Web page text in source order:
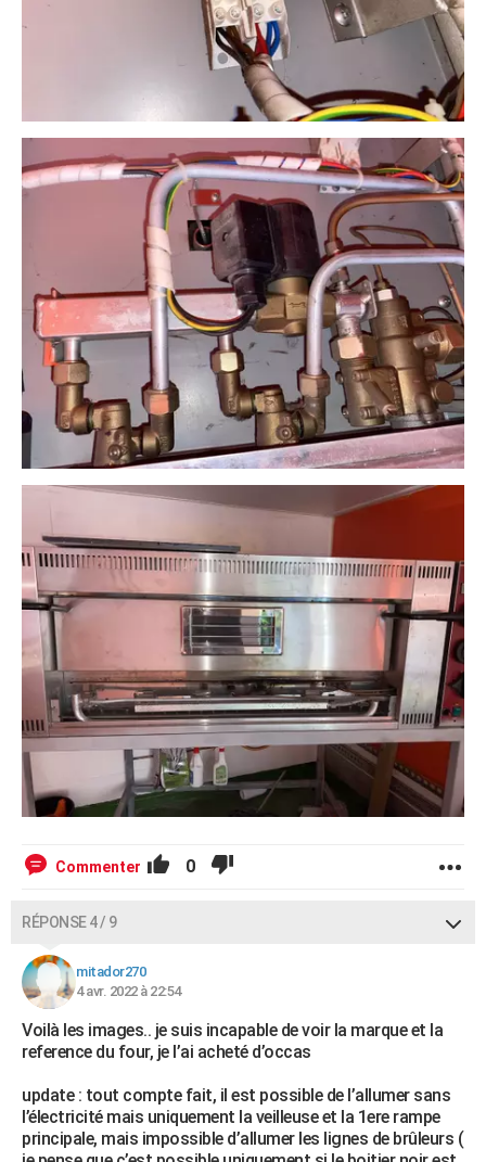
Commenter 0
RÉPONSE 4 / 9
mitador270
4 avr. 2022 à 22:54
Voilà les images.. je suis incapable de voir la marque et la
reference du four, je l’ai acheté d’occas
update : tout compte fait, il est possible de l’allumer sans
l’électricité mais uniquement la veilleuse et la 1ere rampe
principale, mais impossible d’allumer les lignes de brûleurs (